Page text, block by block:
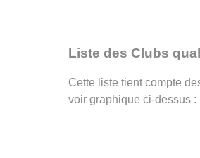
Liste des Clubs
Cette liste tient compte
voir graphique ci-dessus :